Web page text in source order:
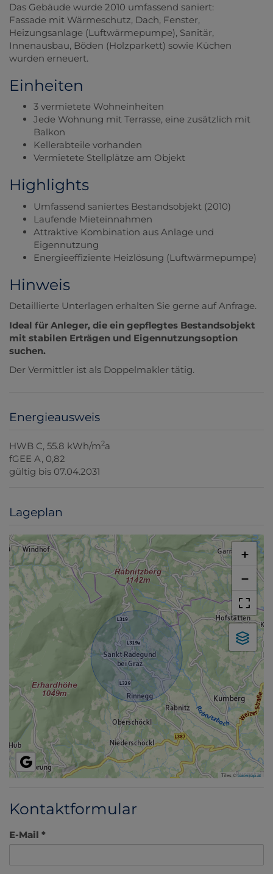
Das Gebäude wurde 2010 umfassend saniert:
Fassade mit Wärmeschutz, Dach, Fenster,
Heizungsanlage (Luftwärmepumpe), Sanitär,
Innenausbau, Böden (Holzparkett) sowie Küchen
wurden erneuert.
Einheiten
3 vermietete Wohneinheiten
Jede Wohnung mit Terrasse, eine zusätzlich mit
Balkon
Kellerabteile vorhanden
Vermietete Stellplätze am Objekt
Highlights
Umfassend saniertes Bestandsobjekt (2010)
Laufende Mieteinnahmen
Attraktive Kombination aus Anlage und
Eigennutzung
Energieeffiziente Heizlösung (Luftwärmepumpe)
Hinweis
Detaillierte Unterlagen erhalten Sie gerne auf Anfrage.
Ideal für Anleger, die ein gepflegtes Bestandsobjekt
mit stabilen Erträgen und Eigennutzungsoption
suchen.
Der Vermittler ist als Doppelmakler tätig.
Energieausweis
HWB C, 55.8 kWh/m2a
fGEE A, 0,82
gültig bis 07.04.2031
Lageplan
+
−
Tiles ©basemap.at
Kontaktformular
E-Mail